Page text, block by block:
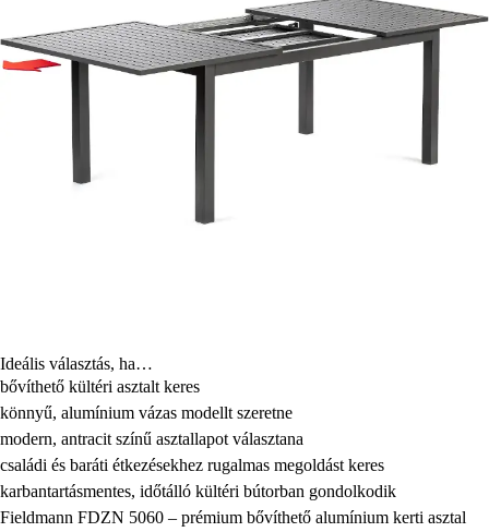
Ideális választás, ha…
bővíthető kültéri asztalt keres
könnyű, alumínium vázas modellt szeretne
modern, antracit színű asztallapot választana
családi és baráti étkezésekhez rugalmas megoldást keres
karbantartásmentes, időtálló kültéri bútorban gondolkodik
Fieldmann FDZN 5060 – prémium bővíthető alumínium kerti asztal